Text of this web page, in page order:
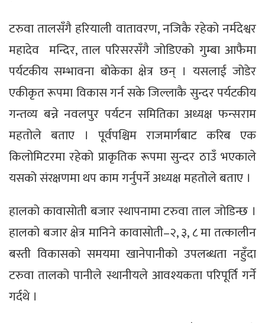
टरुवा तालसँगै हरियाली वातावरण, नजिकै रहेको नर्मदेश्वर
महादेव मन्दिर, ताल परिसरसँगै जोडिएको गुम्बा आफैमा
पर्यटकीय सम्भावना बोकेका क्षेत्र छन् । यसलाई जोडेर
एकीकृत रूपमा विकास गर्न सके जिल्लाकै सुन्दर पर्यटकीय
गन्तव्य बन्ने नवलपुर पर्यटन समितिका अध्यक्ष फन्सराम
महतोले बताए । पूर्वपश्चिम राजमार्गबाट करिब एक
किलोमिटरमा रहेको प्राकृतिक रूपमा सुन्दर ठाउँ भएकाले
यसको संरक्षणमा थप काम गर्नुपर्ने अध्यक्ष महतोले बताए ।
हालको कावासोती बजार स्थापनामा टरुवा ताल जोडिन्छ ।
हालको बजार क्षेत्र मानिने कावासोती–२, ३, ८ मा तत्कालीन
बस्ती विकासको समयमा खानेपानीको उपलब्धता नहुँदा
टरुवा तालको पानीले स्थानीयले आवश्यकता परिपूर्ति गर्ने
गर्दथे ।